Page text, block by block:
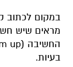
במקום לכתוב
מראים שיש
החשיבה (up
בעיות.